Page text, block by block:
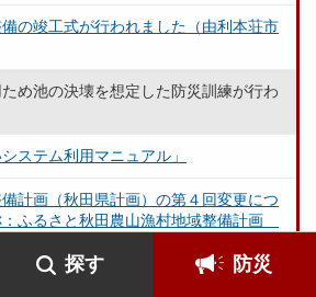
探す 防災
の竣工式が行われました（由利本荘市
め池の決壊を想定した防災訓練が行わ
ステム利用マニュアル」
計画（秋田県計画）の第４回変更につ
ふるさと秋田農山漁村地域整備計画